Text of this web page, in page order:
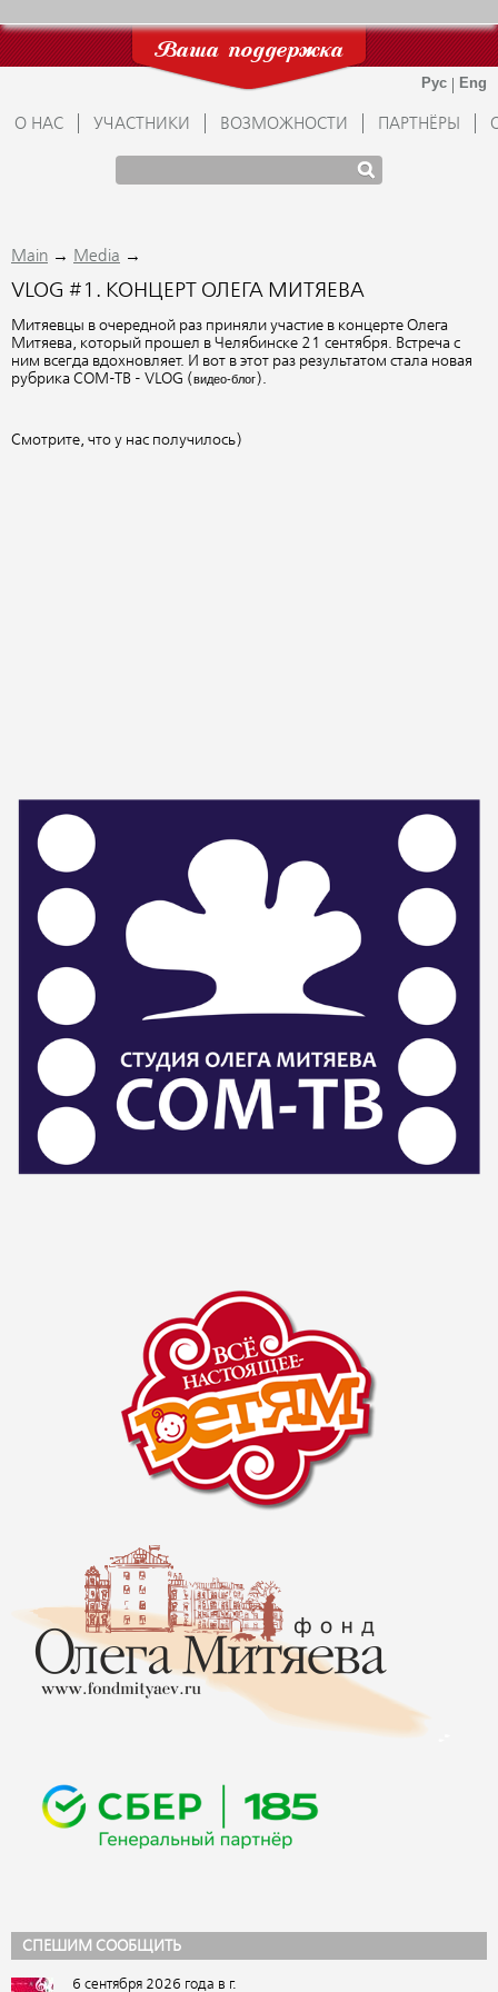
Ваша поддержка
О НАС УЧАСТНИКИ ВОЗМОЖНОСТИ ПАРТНЁРЫ
СПЕШИМ СООБЩИТЬ
6 сентября 2026 года в г.
Main → Media →
VLOG #1. КОНЦЕРТ ОЛЕГА МИТЯЕВА
Митяевцы в очередной раз приняли участие в концерте Олега
Митяева, который прошел в Челябинске 21 сентября. Встреча с
ним всегда вдохновляет. И вот в этот раз результатом стала новая
рубрика СОМ-ТВ - VLOG (видео-блог).
Смотрите, что у нас получилось)